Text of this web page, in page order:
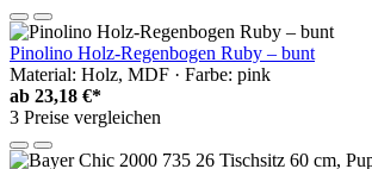
Pinolino Holz-Regenbogen Ruby – bunt
Material: Holz, MDF · Farbe: pink
ab 23,18 €*
3 Preise vergleichen